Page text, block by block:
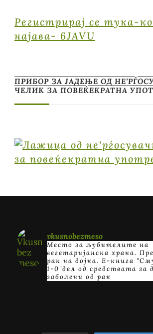
Регистрирај се тука-
најава- 6JAVU
ПРИБОР ЗА ЈАДЕЊЕ ОД
ЧЕЛИК ЗА ПОВЕЌЕКРАТНА
vkusnobezmeso
Место за љубителите на
вегетаријанска храна.
рак на дојка. E-книга
1-0"дел од средствата за
заболени од рак